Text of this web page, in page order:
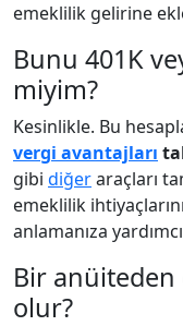
emeklilik gelirine
Bunu 401K
miyim?
Kesinlikle. Bu
vergi avantajları
gibi diğeraraçları
emeklilik
anlamanıza
Bir
olur?